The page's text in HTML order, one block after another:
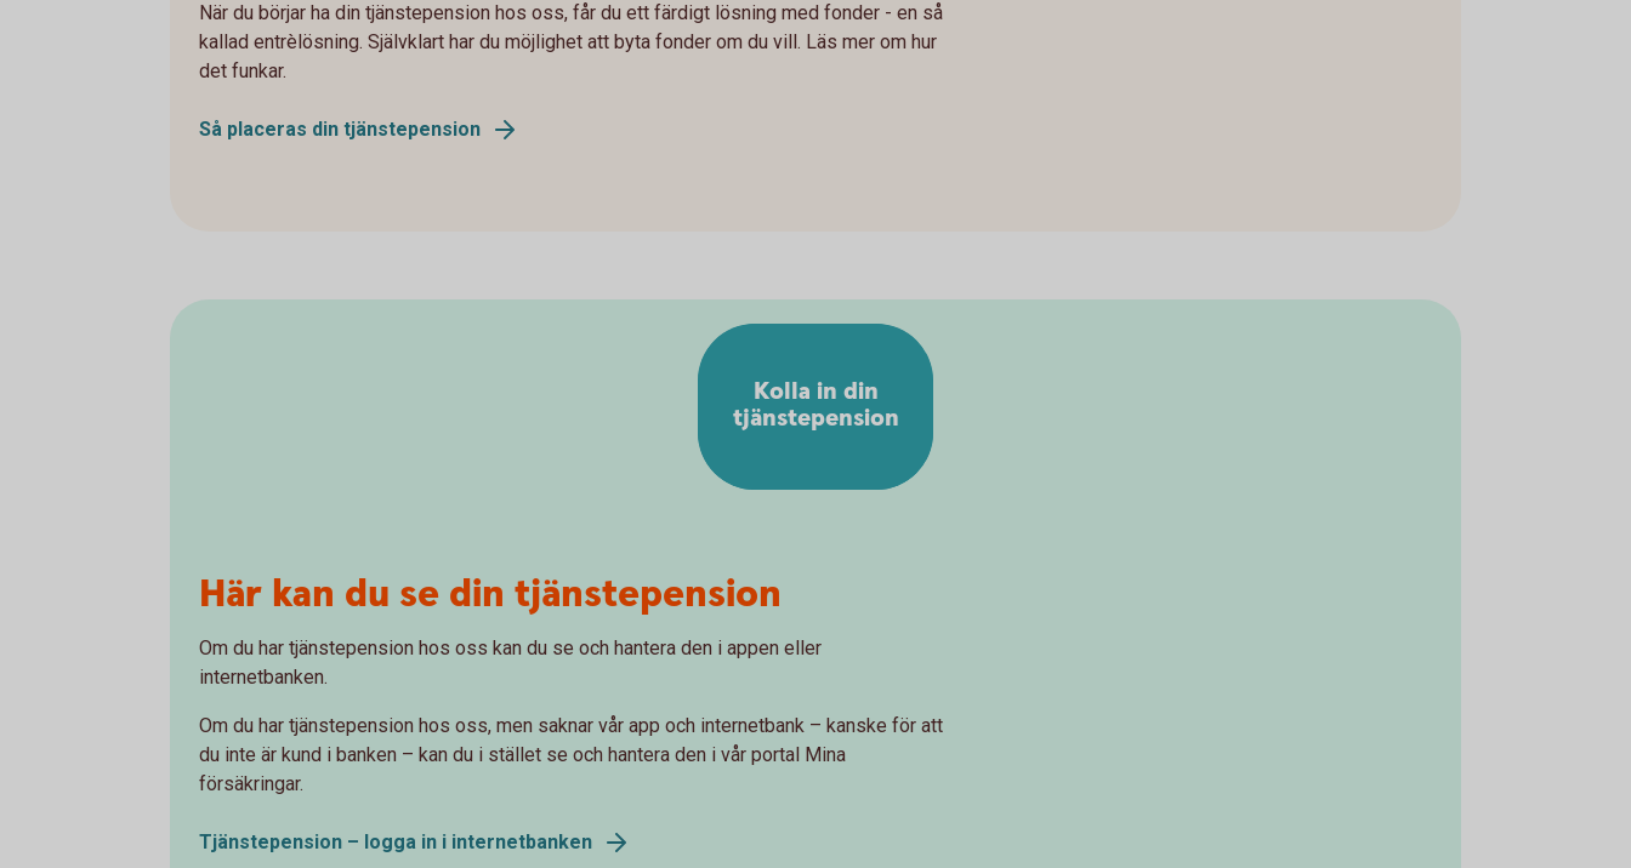
När du börjar ha din tjänstepension hos oss, får du ett färdigt lösning med fonder - en så
kallad entrèlösning. Självklart har du möjlighet att byta fonder om du vill. Läs mer om hur
det funkar.
Så placeras din tjänstepension
Kolla in din
tjänstepension
Här kan du se din tjänstepension
Om du har tjänstepension hos oss kan du se och hantera den i appen eller
internetbanken.
Om du har tjänstepension hos oss, men saknar vår app och internetbank – kanske för att
du inte är kund i banken – kan du i stället se och hantera den i vår portal Mina
försäkringar.
Tjänstepension – logga in i internetbanken